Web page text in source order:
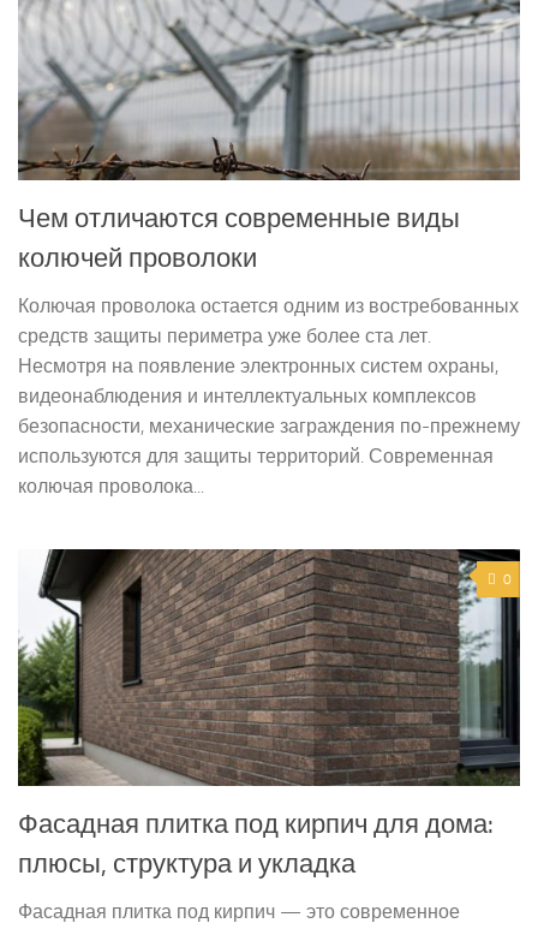
Чем отличаются современные виды
колючей проволоки
Колючая проволока остается одним из востребованных
средств защиты периметра уже более ста лет.
Несмотря на появление электронных систем охраны,
видеонаблюдения и интеллектуальных комплексов
безопасности, механические заграждения по-прежнему
используются для защиты территорий. Современная
колючая проволока...
0
Фасадная плитка под кирпич для дома:
плюсы, структура и укладка
Фасадная плитка под кирпич — это современное